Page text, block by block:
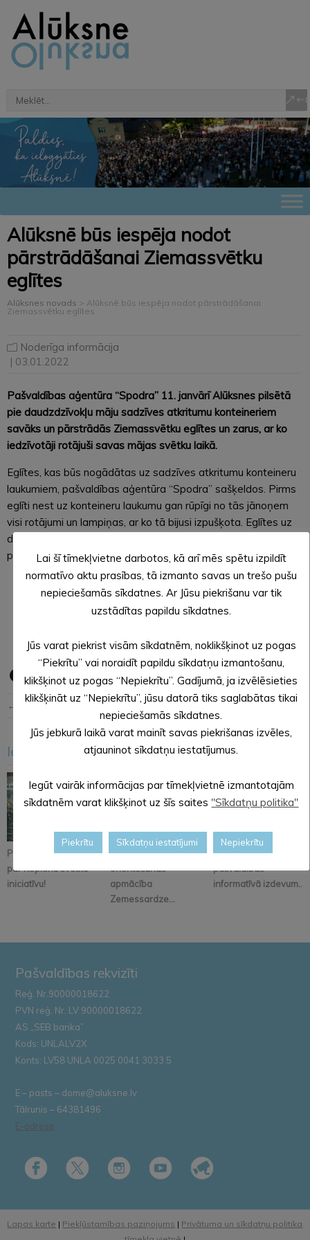
Alūksnē būs iespēja nodot
pārstrādāšanai Ziemassvētku
eglītes
Alūksnes novads > Alūksnē būs iespēja nodot pārstrādāšanai
Ziemassvētku eglītes
Noderīga informācija
| 03.01.2022
Pašvaldības aģentūra “Spodra” 11. janvārī Alūksnes pilsētā
pie daudzdzīvokļu māju sadzīves atkritumu konteineriem
savāks un pārstrādās Ziemassvētku eglītes un zarus, ar ko
iedzīvotāji rotājuši savas mājas svētku laikā.
Eglītes, kas būs nogādātas uz sadzīves atkritumu konteineru
laukumiem, pašvaldības aģentūra “Spodra” sašķeldos. Pirms
eglīti nest uz konteineru laukumu gan rūpīgi no tās jānoņem
visi rotājumi un lampiņas, ar ko tā bijusi izpušķota. Eglītes uz
daudzdzīvokļu māju konteineru laukumiem var nest arī
privātmāju iedzīvotāji, ja tiem nav citu iespēju egli utilizēt.
SAGATAVOJA: Evita APLOKA,
sabiedrisko attiecību speciāliste
← Iepriekšējā ziņa Nākošā ziņa →
Iesakām arī šo
Pastāsti savas domas
par Kopienu svētku
iniciatīvu!
Alūksnē notiks
orientēšanās
apmācība
Zemessardze...
Iznācis jaunākais
pašvaldības
informatīvā izdevum...
Pašvaldības rekvizīti
Reģ. Nr.90000018622
PVN reģ. Nr. LV 90000018622
AS „SEB banka”
Kods: UNLALV2X
Konts: LV58 UNLA 0025 0041 3033 5
E – pasts – dome@aluksne.lv
Tālrunis – 64381496
E-adrese
Lapas karte | Piekļūstamības paziņojums | Privātuma un sīkdatņu politika
Lai šī tīmekļvietne darbotos, kā arī mēs spētu izpildīt
normatīvo aktu prasības, tā izmanto savas un trešo pušu
nepieciešamās sīkdatnes. Ar Jūsu piekrišanu var tik
uzstādītas papildu sīkdatnes.
Jūs varat piekrist visām sīkdatnēm, noklikšķinot uz pogas
“Piekrītu” vai noraidīt papildu sīkdatņu izmantošanu,
klikšķinot uz pogas “Nepiekrītu”. Gadījumā, ja izvēlēsieties
klikšķināt uz “Nepiekrītu”, jūsu datorā tiks saglabātas tikai
nepieciešamās sīkdatnes.
Jūs jebkurā laikā varat mainīt savas piekrišanas izvēles,
atjauninot sīkdatņu iestatījumus.
Iegūt vairāk informācijas par tīmekļvietnē izmantotajām
sīkdatnēm varat klikšķinot uz šīs saites "Sīkdatņu politika"
Piekrītu Sīkdatņu iestatījumi Nepiekrītu